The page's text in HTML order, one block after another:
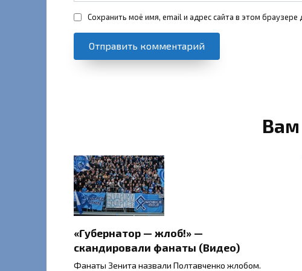
Сохранить моё имя, email и адрес сайта в этом
Вам
«Губернатор — жлоб!» —
скандировали фанаты (Видео)
Фанаты Зенита назвали Полтавченко жлобом.